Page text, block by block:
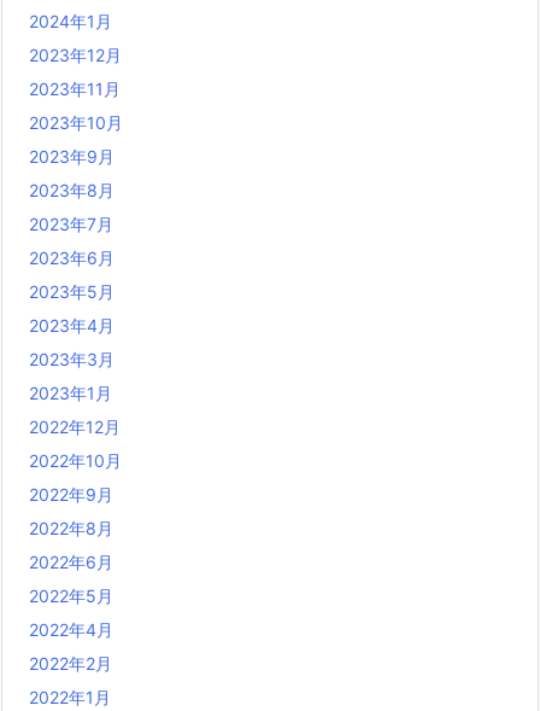
2024年1月
2023年12月
2023年11月
2023年10月
2023年9月
2023年8月
2023年7月
2023年6月
2023年5月
2023年4月
2023年3月
2023年1月
2022年12月
2022年10月
2022年9月
2022年8月
2022年6月
2022年5月
2022年4月
2022年2月
2022年1月